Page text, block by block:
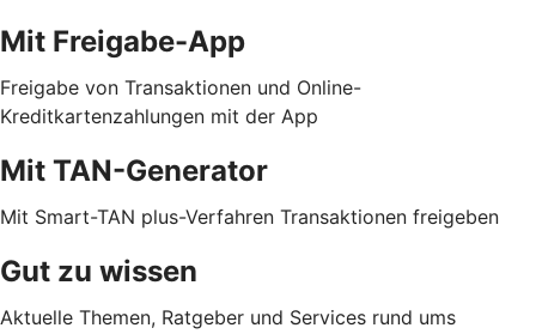
Mit Freigabe-App
Freigabe von Transaktionen und Online-
Kreditkartenzahlungen mit der App
Mit TAN-Generator
Mit Smart-TAN plus-Verfahren Transaktionen freigeben
Gut zu wissen
Aktuelle Themen, Ratgeber und Services rund ums